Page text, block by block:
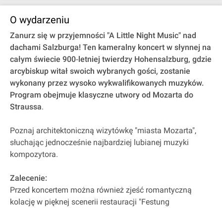
O wydarzeniu
Zanurz się w przyjemności "A Little Night Music" nad
dachami Salzburga! Ten kameralny koncert w słynnej na
całym świecie 900‐letniej twierdzy Hohensalzburg, gdzie
arcybiskup witał swoich wybranych gości, zostanie
wykonany przez wysoko wykwalifikowanych muzyków.
Program obejmuje klasyczne utwory od Mozarta do
Straussa.
Poznaj architektoniczną wizytówkę "miasta Mozarta",
słuchając jednocześnie najbardziej lubianej muzyki
kompozytora.
Zalecenie:
Przed koncertem można również zjeść romantyczną
kolację w pięknej scenerii restauracji "Festung